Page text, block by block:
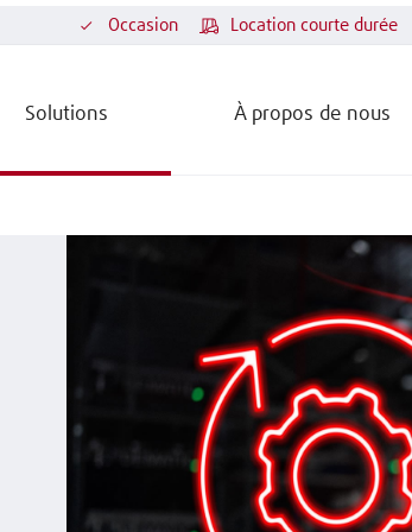
Solutions À propos de nous
Location courte durée
Occasion